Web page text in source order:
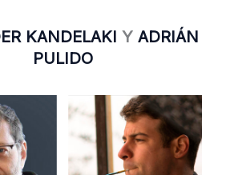
KANDELAKI Y ADRIÁN
PULIDO